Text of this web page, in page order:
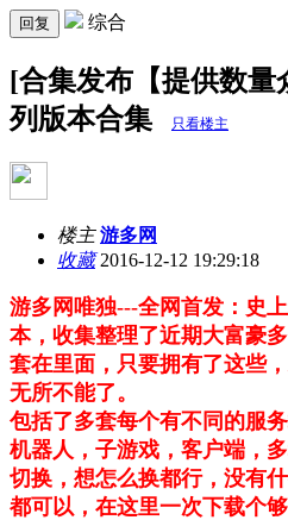
回复 综合
[合集发布【提供数量
列版本合集
只看楼主
楼主 游多网
收藏2016-12-12 19:29:18
游多网唯独---全网首发：史
本，收集整理了近期大富豪
套在里面，只要拥有了这些
无所不能了。
包括了多套每个有不同的服
机器人，子游戏，客户端，
切换，想怎么换都行，没有
都可以，在这里一次下载个够